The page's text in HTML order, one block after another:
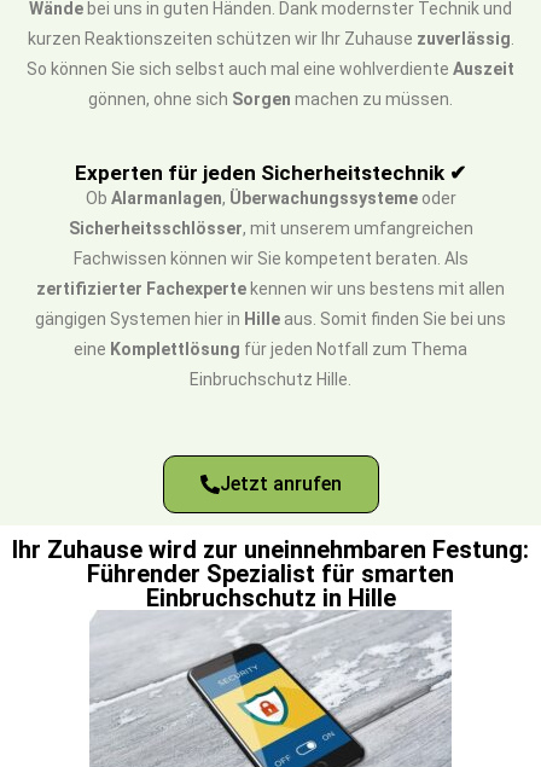
Wände bei uns in guten Händen. Dank modernster Technik und
kurzen Reaktionszeiten schützen wir Ihr Zuhause zuverlässig
So können Sie sich selbst auch mal eine wohlverdiente Auszeit
gönnen, ohne sich Sorgen machen zu müssen.
Experten für jeden Sicherheitstechnik ✔
Ob Alarmanlagen, Überwachungssystemeoder
Sicherheitsschlösser, mit unserem umfangreichen
Fachwissen können wir Sie kompetent beraten. Als
zertifizierter Fachexperte kennen wir uns bestens mit allen
gängigen Systemen hier in Hille aus. Somit finden Sie bei uns
eine Komplettlösung für jeden Notfall zum Thema
Einbruchschutz Hille.
Jetzt anrufen
Ihr Zuhause wird zur uneinnehmbaren Festung:
Führender Spezialist für smarten
Einbruchschutz in Hille